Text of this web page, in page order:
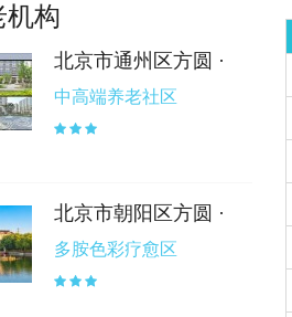
机构
北京市通州区方圆 ·
中高端养老社区
北京市朝阳区方圆 ·
多胺色彩疗愈区